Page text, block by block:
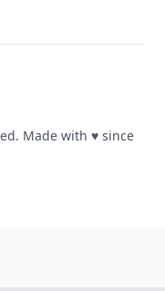
Made with ♥ since